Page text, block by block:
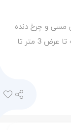
مسی و چرخ دنده
برنجی جهت کنترل تردد درب تک لنگه و دولنگه تا عرض 3 متر تا